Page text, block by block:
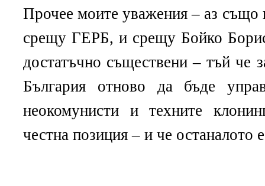
Прочее моите уважения – аз също
срещу ГЕРБ, и срещу Бойко
достатъчно съществени – тъй че
България отново да бъде
неокомунисти и техните
честна позиция – и че останалото